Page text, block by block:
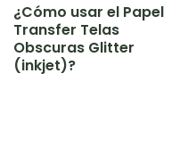
¿Cómo usar el Papel
Transfer Telas
Obscuras Glitter
(inkjet)?